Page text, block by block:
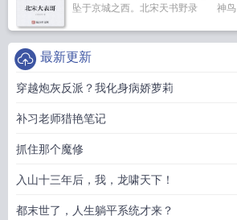
坠于京城之西。北宋天书野录 神鸟
最新更新
穿越炮灰反派？我化身病娇萝莉
补习老师猎艳笔记
抓住那个魔修
入山十三年后，我，龙啸天下！
都末世了，人生躺平系统才来？